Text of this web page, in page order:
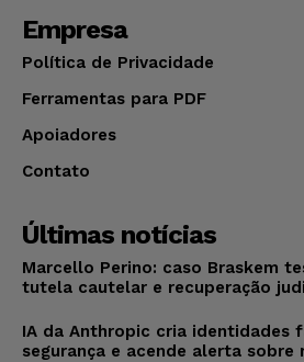
Empresa
Política de Privacidade
Ferramentas para PDF
Apoiadores
Contato
Últimas notícias
Marcello Perino: caso Braskem
tutela cautelar e recuperação
IA da Anthropic cria identidades
segurança e acende alerta